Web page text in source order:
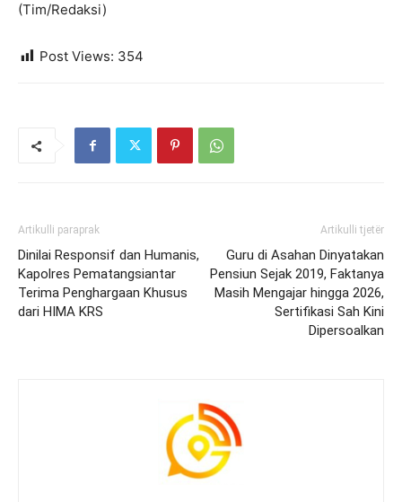
(Tim/Redaksi)
Post Views: 354
Artikulli paraprak
Dinilai Responsif dan Humanis,
Kapolres Pematangsiantar
Terima Penghargaan Khusus
dari HIMA KRS
Artikulli tjetër
Guru di Asahan Dinyatakan
Pensiun Sejak 2019, Faktanya
Masih Mengajar hingga 2026,
Sertifikasi Sah Kini
Dipersoalkan